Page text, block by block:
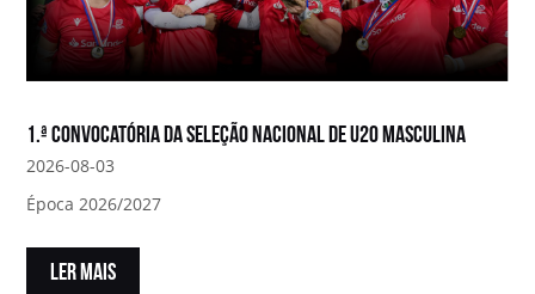
1.ª convocatória da Seleção Nacional de U20 Masculina
2026-08-03
Época 2026/2027
LER MAIS